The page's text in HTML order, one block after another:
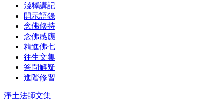
淺釋講記
開示語錄
念佛修持
念佛感應
精進佛七
往生文集
答問解疑
進階修習
淨土法師文集